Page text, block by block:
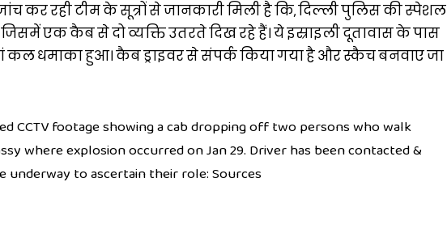
कर रही टीम के सूत्रों से जानकारी मिली है कि, दिल्ली पुलिस की स्पेशल
एक कैब से दो व्यक्ति उतरते दिख रहे हैं। ये इस्राइली दूतावास के पास
धमाका हुआ। कैब ड्राइवर से संपर्क किया गया है और स्कैच बनवाए जा
CCTV footage showing a cab dropping off two persons who walk
where explosion occurred on Jan 29. Driver has been contacted &
underway to ascertain their role: Sources